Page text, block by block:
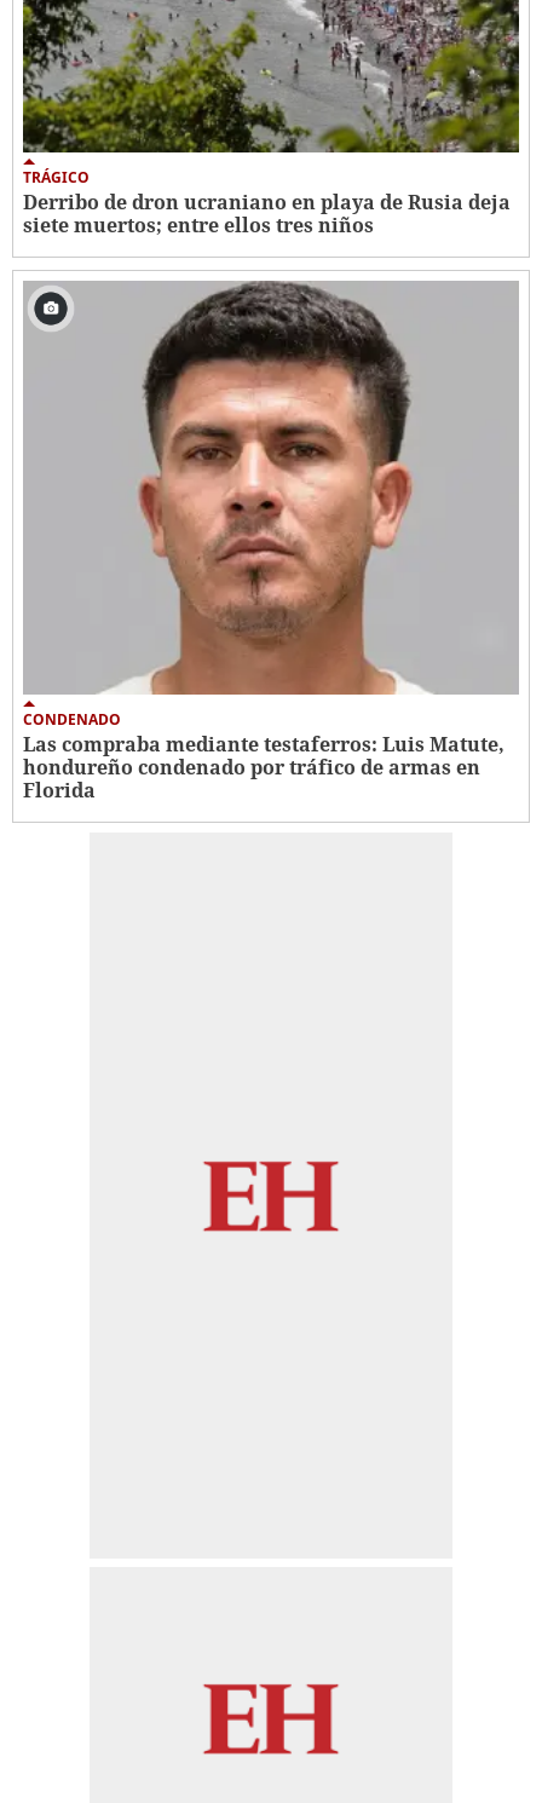
TRÁGICO
Derribo de dron ucraniano en playa de Rusia deja
siete muertos; entre ellos tres niños
CONDENADO
Las compraba mediante testaferros: Luis Matute,
hondureño condenado por tráfico de armas en
Florida